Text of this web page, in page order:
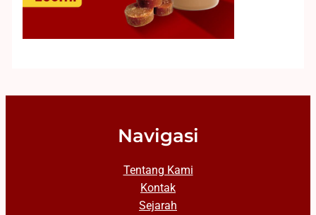
Navigasi
Tentang Kami
Kontak
Sejarah